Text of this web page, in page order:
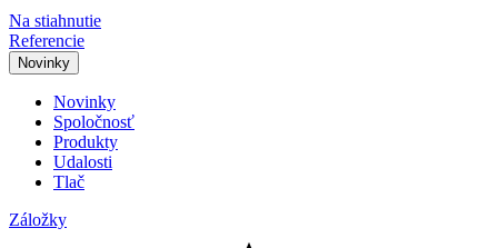
Na stiahnutie
Referencie
Novinky
Novinky
Spoločnosť
Produkty
Udalosti
Tlač
Záložky